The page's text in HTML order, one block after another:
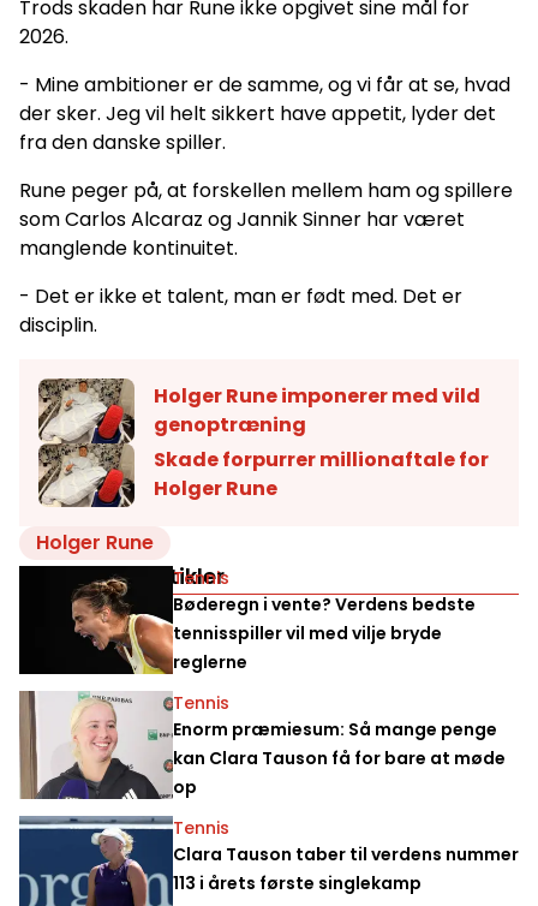
Trods skaden har Rune ikke opgivet sine mål for
2026.
- Mine ambitioner er de samme, og vi får at se, hvad
der sker. Jeg vil helt sikkert have appetit, lyder det
fra den danske spiller.
Rune peger på, at forskellen mellem ham og spillere
som Carlos Alcaraz og Jannik Sinner har været
manglende kontinuitet.
- Det er ikke et talent, man er født med. Det er
disciplin.
Holger Rune imponerer med vild
genoptræning
Skade forpurrer millionaftale for
Holger Rune
Holger Rune
Relaterede artikler
Tennis
Bøderegn i vente? Verdens bedste
tennisspiller vil med vilje bryde
reglerne
Tennis
Enorm præmiesum: Så mange penge
kan Clara Tauson få for bare at møde
op
Tennis
Clara Tauson taber til verdens nummer
113 i årets første singlekamp